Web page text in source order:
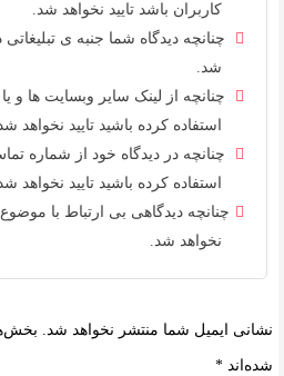
کاربران باشد تایید نخواهد شد.
چنانچه دیدگاه شما جنبه ی تبلیغاتی
شد.
چنانچه از لینک سایر وبسایت ها و
استفاده کرده باشید تایید نخواهد
چنانچه در دیدگاه خود از شماره
استفاده کرده باشید تایید نخواهد
چنانچه دیدگاهی بی ارتباط با
نخواهد شد.
نشانی ایمیل شما منتشر نخواهد شد.
شده‌اند *